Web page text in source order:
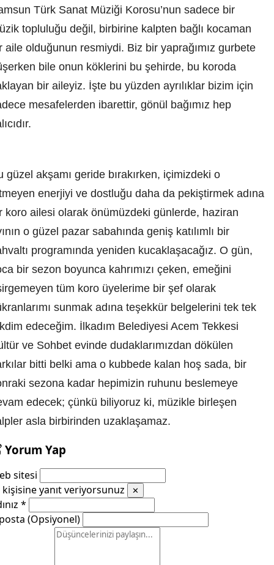
Türk Sanat Müziği Korosu’nun sadece bir
topluluğu değil, birbirine kalpten bağlı kocaman
aile olduğunun resmiydi. Biz bir yaprağımız gurbete
bile onun köklerini bu şehirde, bu koroda
bir aileyiz. İşte bu yüzden ayrılıklar bizim için
mesafelerden ibarettir, gönül bağımız hep
güzel akşamı geride bırakırken, içimizdeki o
enerjiyi ve dostluğu daha da pekiştirmek adına
koro ailesi olarak önümüzdeki günlerde, haziran
o güzel pazar sabahında geniş katılımlı bir
programında yeniden kucaklaşacağız. O gün,
bir sezon boyunca kahrımızı çeken, emeğini
tüm koro üyelerime bir şef olarak
sunmak adına teşekkür belgelerini tek tek
edeceğim. İlkadım Belediyesi Acem Tekkesi
ve Sohbet evinde dudaklarımızdan dökülen
bitti belki ama o kubbede kalan hoş sada, bir
sezona kadar hepimizin ruhunu beslemeye
edecek; çünkü biliyoruz ki, müzikle birleşen
asla birbirinden uzaklaşamaz.
Yorum Yap
sitesi
kişisine yanıt veriyorsunuz
✕
*
(Opsiyonel)